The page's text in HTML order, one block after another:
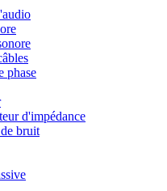
phase
d'impédance
bruit